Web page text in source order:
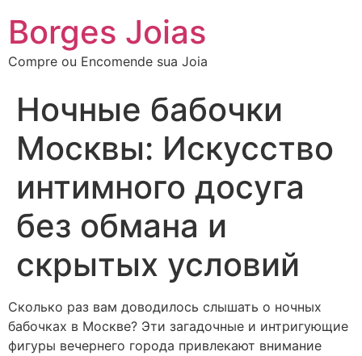
Borges Joias
Compre ou Encomende sua Joia
Ночные бабочки
Москвы: Искусство
интимного досуга
без обмана и
скрытых условий
Сколько раз вам доводилось слышать о ночных
бабочках в Москве? Эти загадочные и интригующие
фигуры вечернего города привлекают внимание